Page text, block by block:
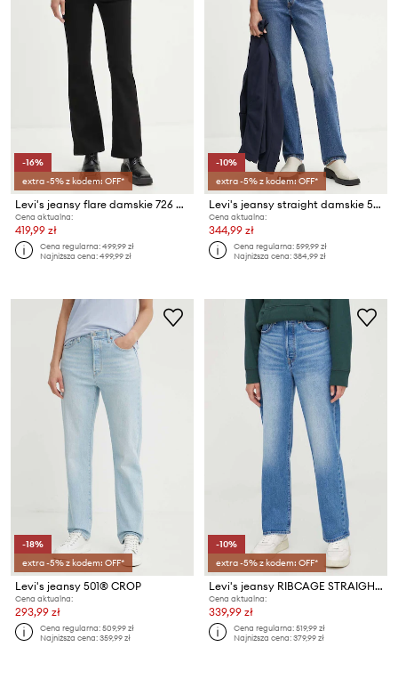
-16%
extra -5% z kodem: OFF*
Levi's jeansy flare damskie 726 HR FLARE
Cena aktualna:
419,99 zł
Cena regularna:499,99 zł
Najniższa cena:499,99 zł
-10%
extra -5% z kodem: OFF*
Levi's jeansy straight damskie 501® JEANS FOR WOMEN
Cena aktualna:
344,99 zł
Cena regularna:599,99 zł
Najniższa cena:384,99 zł
-18%
extra -5% z kodem: OFF*
Levi's jeansy 501® CROP
Cena aktualna:
293,99 zł
Cena regularna:509,99 zł
Najniższa cena:359,99 zł
-10%
extra -5% z kodem: OFF*
Levi's jeansy RIBCAGE STRAIGHT ANKLE
Cena aktualna:
339,99 zł
Cena regularna:519,99 zł
Najniższa cena:379,99 zł